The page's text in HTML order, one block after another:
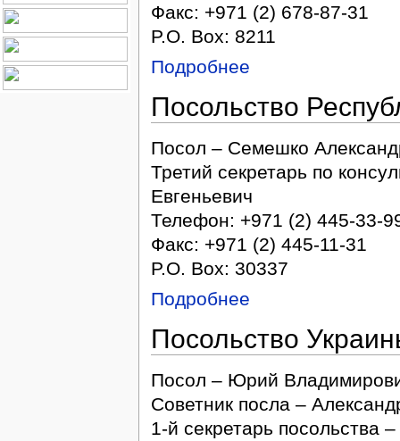
Факс: +971 (2) 678-87-31
P.O. Box: 8211
Подробнее
Посольство
Посол – Семешко
Третий секретарь по
Евгеньевич
Телефон: +971 (2) 445-33-
Факс: +971 (2) 445-11-31
P.O. Box: 30337
Подробнее
Посольство
Посол – Юрий
Советник посла –
1-й секретарь посольства